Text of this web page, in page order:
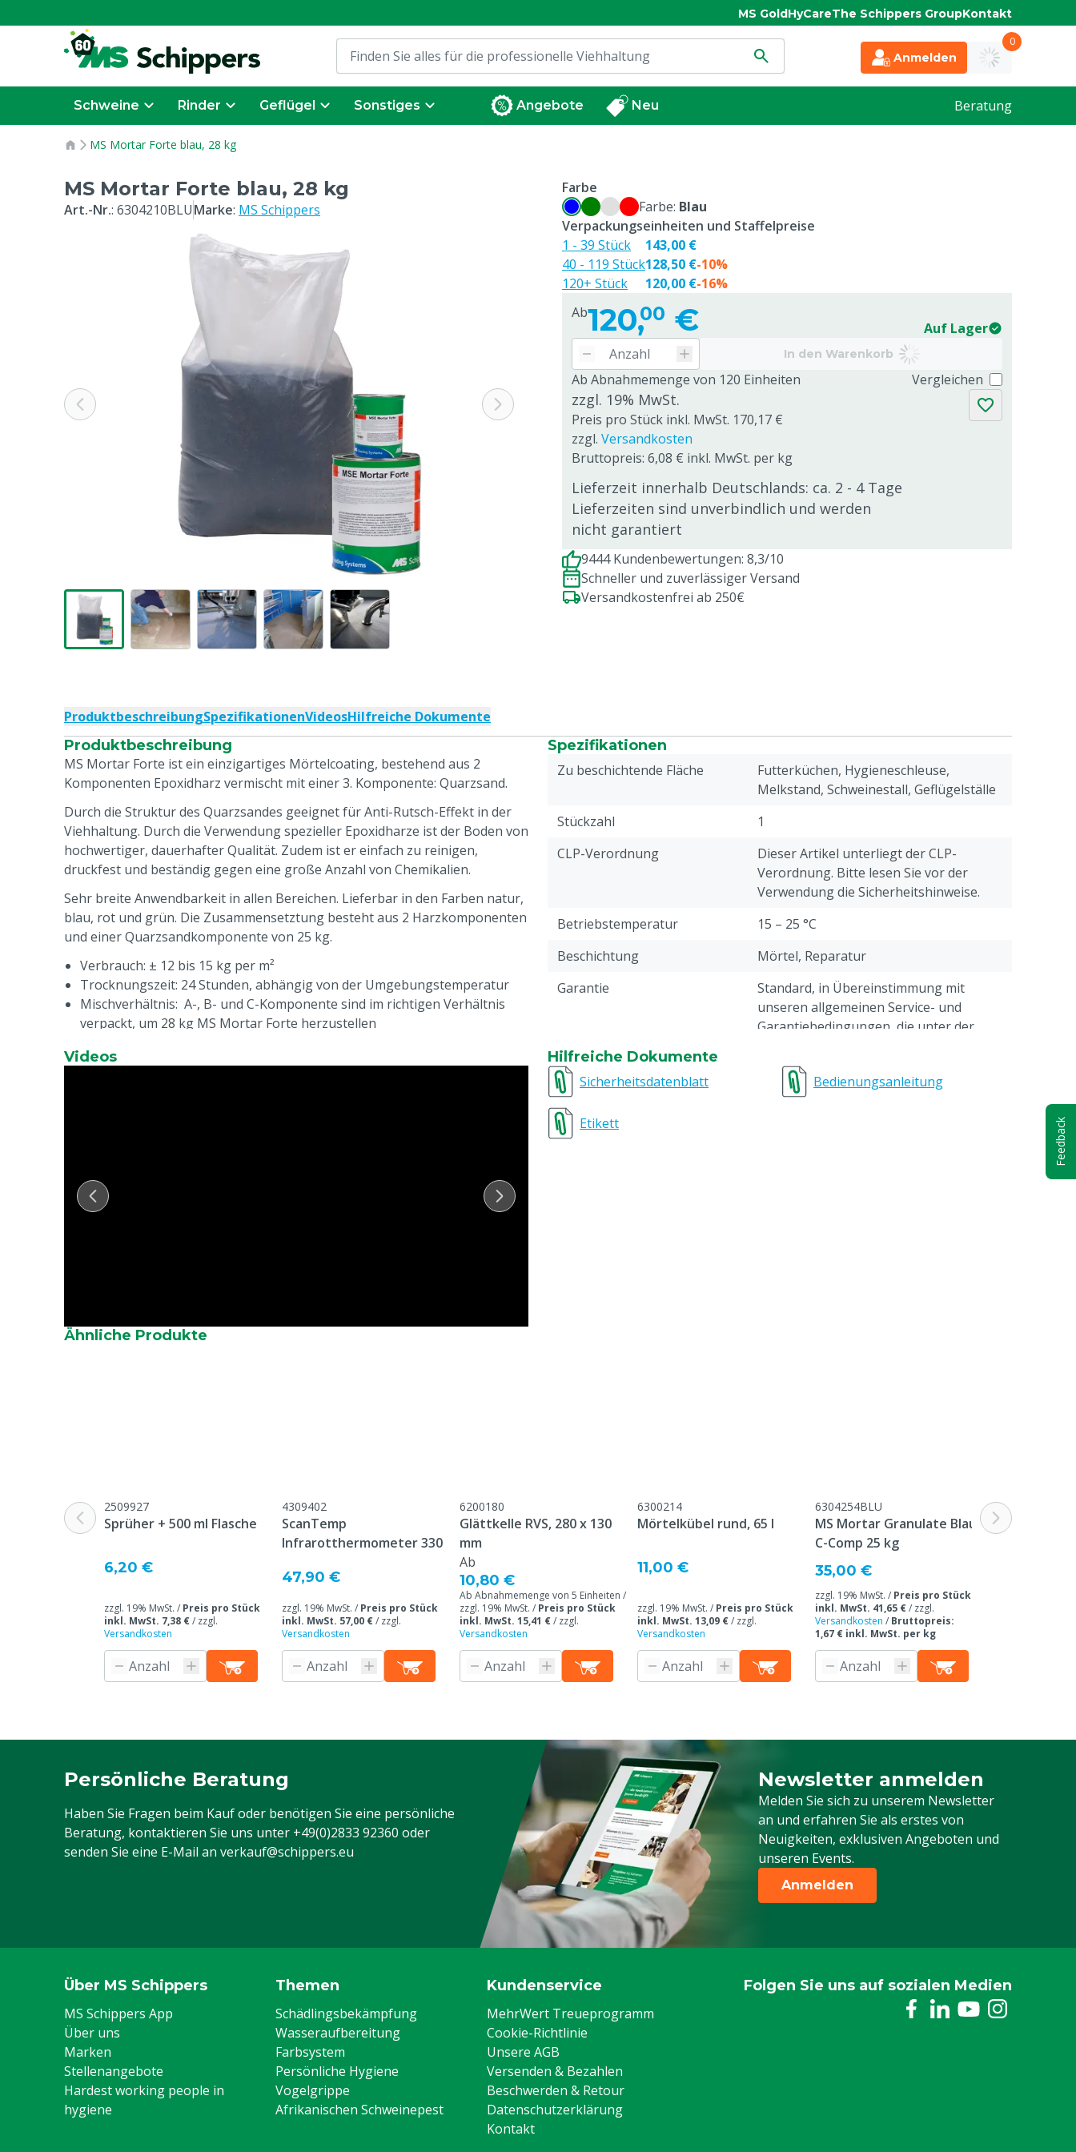
MS GoldHyCareThe Schippers GroupKontakt
Anmelden
0
Schweine Rinder Geflügel Sonstiges Angebote Neu Beratung
MS Mortar Forte blau, 28 kg
MS Mortar Forte blau, 28 kg
Art.-Nr.: 6304210BLUMarke: MS Schippers
Farbe
Farbe: Blau
Ab120,00 € Auf Lager
In den Warenkorb
Ab Abnahmemenge von 120 Einheiten
zzgl. 19% MwSt.
Preis pro Stück inkl. MwSt. 170,17 €
zzgl. Versandkosten
Bruttopreis: 6,08 € inkl. MwSt. per kg
Lieferzeit innerhalb Deutschlands: ca. 2 - 4 Tage
Lieferzeiten sind unverbindlich und werden
nicht garantiert
Vergleichen
Verpackungseinheiten und Staffelpreise
1 - 39 Stück
40 - 119 Stück
120+ Stück
143,00 €
128,50 €
120,00 €
-10%
-16%
9444 Kundenbewertungen: 8,3/10
Schneller und zuverlässiger Versand
Versandkostenfrei ab 250€
ProduktbeschreibungSpezifikationenVideosHilfreiche Dokumente
Produktbeschreibung
MS Mortar Forte ist ein einzigartiges Mörtelcoating, bestehend aus 2
Komponenten Epoxidharz vermischt mit einer 3. Komponente: Quarzsand.
Durch die Struktur des Quarzsandes geeignet für Anti-Rutsch-Effekt in der
Viehhaltung. Durch die Verwendung spezieller Epoxidharze ist der Boden von
hochwertiger, dauerhafter Qualität. Zudem ist er einfach zu reinigen,
druckfest und beständig gegen eine große Anzahl von Chemikalien.
Sehr breite Anwendbarkeit in allen Bereichen. Lieferbar in den Farben natur,
blau, rot und grün. Die Zusammensetztung besteht aus 2 Harzkomponenten
und einer Quarzsandkomponente von 25 kg.
Verbrauch: ± 12 bis 15 kg per m²
Trocknungszeit: 24 Stunden, abhängig von der Umgebungstemperatur
Mischverhältnis: A-, B- und C-Komponente sind im richtigen Verhältnis
verpackt, um 28 kg MS Mortar Forte herzustellen
Mindestdicke der Lage: min. 5 mm, durchschnittlich: 7-8 mm
Spezifikationen
Zu beschichtende Fläche
Futterküchen, Hygieneschleuse,
Melkstand, Schweinestall, Geflügelställe
Stückzahl
1
CLP-Verordnung
Dieser Artikel unterliegt der CLP-
Verordnung. Bitte lesen Sie vor der
Verwendung die Sicherheitshinweise.
Betriebstemperatur
15 – 25 °C
Beschichtung
Mörtel, Reparatur
Garantie
Standard, in Übereinstimmung mit
unseren allgemeinen Service- und
Garantiebedingungen, die unter der
Beschwerden & Retour" am Ende dieser
Webseite aufgeführt sind.
Dokumentationshinweis
Videos
Hilfreiche Dokumente
Sicherheitsdatenblatt
Bedienungsanleitung
Etikett
Ähnliche Produkte
2509927
Sprüher + 500 ml Flasche
6,20 €
zzgl. 19% MwSt. / Preis pro Stück
inkl. MwSt. 7,38 €/ zzgl.
Versandkosten
4309402
ScanTemp
Infrarotthermometer 330
47,90 €
zzgl. 19% MwSt. / Preis pro Stück
inkl. MwSt. 57,00 €/ zzgl.
Versandkosten
6200180
Glättkelle RVS, 280 x 130
mm
Ab
10,80 €
Ab Abnahmemenge von 5 Einheiten /
zzgl. 19% MwSt. / Preis pro Stück
inkl. MwSt. 15,41 €/ zzgl.
Versandkosten
6300214
Mörtelkübel rund, 65 l
11,00 €
zzgl. 19% MwSt. / Preis pro Stück
inkl. MwSt. 13,09 €/ zzgl.
Versandkosten
6304254BLU
MS Mortar Granulate Blau,
C-Comp 25 kg
35,00 €
zzgl. 19% MwSt. / Preis pro Stück
inkl. MwSt. 41,65 €/ zzgl.
Versandkosten / Bruttopreis:
1,67 € inkl. MwSt. per kg
M6301983
Mixer für
Persönliche Beratung
Haben Sie Fragen beim Kauf oder benötigen Sie eine persönliche
Beratung, kontaktieren Sie uns unter +49(0)2833 92360 oder
senden Sie eine E-Mail an verkauf@schippers.eu
Newsletter anmelden
Melden Sie sich zu unserem Newsletter
an und erfahren Sie als erstes von
Neuigkeiten, exklusiven Angeboten und
unseren Events.
Melden Sie sich für unseren Newsletter
Anmelden
Über MS Schippers
MS Schippers App
Über uns
Marken
Stellenangebote
Hardest working people in
hygiene
Themen
Schädlingsbekämpfung
Wasseraufbereitung
Farbsystem
Persönliche Hygiene
Vogelgrippe
Afrikanischen Schweinepest
Kundenservice
MehrWert Treueprogramm
Cookie-Richtlinie
Unsere AGB
Versenden & Bezahlen
Beschwerden & Retour
Datenschutzerklärung
Kontakt
Folgen Sie uns auf sozialen Medien
Feedback